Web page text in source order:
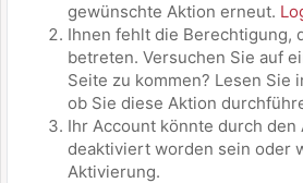
gewünschte Aktion erneut.
Ihnen fehlt die Berechtigung,
betreten. Versuchen Sie auf
Seite zu kommen? Lesen Sie
ob Sie diese Aktion
Ihr Account könnte durch
deaktiviert worden sein oder
Aktivierung.